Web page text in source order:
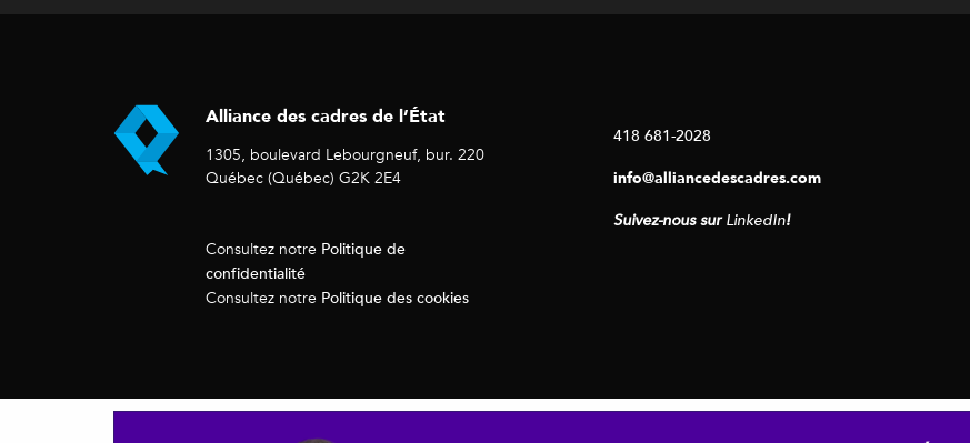
Alliance des cadres de l’État
1305, boulevard Lebourgneuf, bur. 220
Québec (Québec) G2K 2E4
Consultez notre Politique de
confidentialité
Consultez notre Politique des cookies
418 681-2028
info@alliancedescadres.com
Suivez-nous surLinkedIn!